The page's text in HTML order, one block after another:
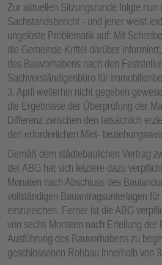
Zur aktuellen Sitzungsrunde folgte nun
Sachstandsbericht - und jener weist
ungelöste Problematik auf: Mit
die Gemeinde Kriftel darüber
des Bauvorhabens nach den
Sachverständigenbüro für
3. April weiterhin nicht gegeben
die Ergebnisse der Überprüfung der
Differenz zwischen den tatsächlich
den erforderlichen Miet-
Gemäß dem städtebaulichen Vertrag
der ABG hat sich letztere dazu
Monaten nach Abschluss des
vollständigen Bauantragsunterlagen
einzureichen. Ferner ist die ABG
von sechs Monaten nach Erteilung der
Ausführung des Bauvorhabens zu
geschlossenen Rohbau innerhalb von